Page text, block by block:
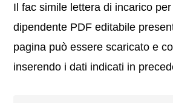
Il fac simile lettera di incarico
dipendente PDF editabile
pagina può essere scaricato e
inserendo i dati indicati in